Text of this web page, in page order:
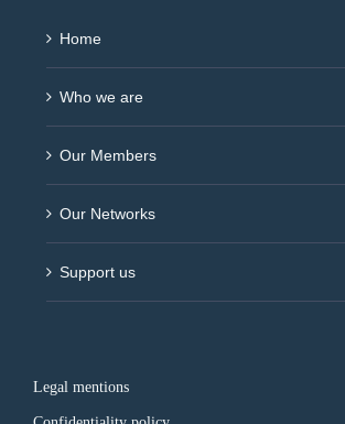
Home
Who we are
Our Members
Our Networks
Support us
Legal mentions